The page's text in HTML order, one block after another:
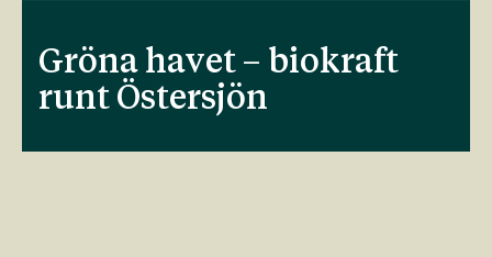
Gröna havet – biokraft
runt Östersjön